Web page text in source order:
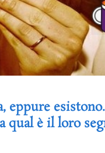
eppure
qual è il loro